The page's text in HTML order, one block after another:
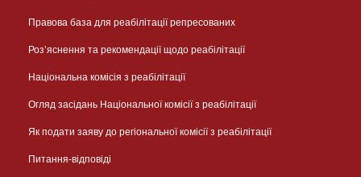
Правова база для реабілітації репресованих
Розʼяснення та рекомендації щодо реабілітації
Національна комісія з реабілітації
Огляд засідань Національної комісії з реабілітації
Як подати заяву до регіональної комісії з реабілітації
Питання-відповіді